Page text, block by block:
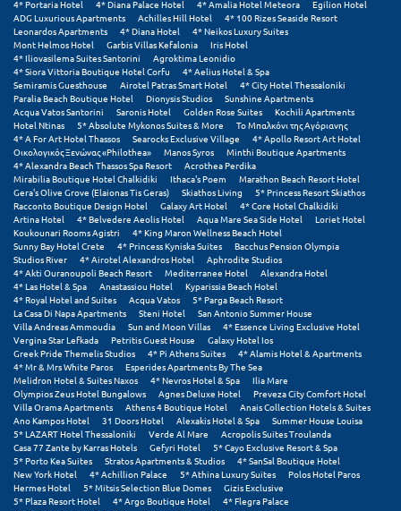
Ψ
Ψαθόπυργος
4* Portaria Hotel
4* Diana Palace Hotel 4* Amalia Hotel Meteora
Egilion Hotel
ADG Luxurious Apartments
Achilles Hill Hotel
4* 100 Rizes Seaside Resort
Leonardos Apartments
4* Diana Hotel
4* Neikos Luxury Suites
Mont Helmos Hotel
Garbis Villas Kefalonia
Iris Hotel
4* Iliovasilema Suites Santorini
Agroktima Leonidio
4* Siora Vittoria Boutique Hotel Corfu
4* Aelius Hotel & Spa
Semiramis Guesthouse
Airotel Patras Smart Hotel
4* City Hotel Thessaloniki
Paralia Beach Boutique Hotel
Dionysis Studios
Sunshine Apartments
Acqua Vatos Santorini
Saronis Hotel Golden Rose Suites
Kochili Apartments
Hotel Ntinas
5* Absolute Mykonos Suites & More
Το Μπαλκόνι της Αγόριανης
4* A For Art Hotel Thassos
Searocks Exclusive Village
4* Apollo Resort Art Hotel
Οικολογικός Ξενώνας «Philothea»
Manos Syros
Minthi Boutique Apartments
4* Alexandra Beach Thassos Spa Resort
Acrothea Perdika
Mirabilia Boutique Hotel Chalkidiki
Ithaca's Poem
Marathon Beach Resort Hotel
Gera's Olive Grove (Elaionas Tis Geras)
Skiathos Living
5* Princess Resort Skiathos
Racconto Boutique Design Hotel
Galaxy Art Hotel
4* Core Hotel Chalkidiki
Artina Hotel
4* Belvedere Aeolis Hotel Aqua Mare Sea Side Hotel
Loriet Hotel
Koukounari Rooms Agistri
4* King Maron Wellness Beach Hotel
Sunny Bay Hotel Crete
4* Princess Kyniska Suites
Bacchus Pension Olympia
Studios River
4* Airotel Alexandros Hotel
Aphrodite Studios
4* Akti Ouranoupoli Beach Resort
Mediterranee Hotel
Alexandra Hotel
4* Las Hotel & Spa
Anastassiou Hotel
Kyparissia Beach Hotel
4* Royal Hotel and Suites
Acqua Vatos
5* Parga Beach Resort
La Casa Di Napa Apartments
Steni Hotel
San Antonio Summer House
Villa Andreas Ammoudia
Sun and Moon Villas
4* Essence Living Exclusive Hotel
Vergina Star Lefkada
Petritis Guest House
Galaxy Hotel Ios
Greek Pride Themelis Studios
4* Pi Athens Suites
4* Alamis Hotel & Apartments
4* Mr & Mrs White Paros
Esperides Apartments By The Sea
Melidron Hotel & Suites Naxos
4* Nevros Hotel & Spa
Ilia Mare
Olympios Zeus Hotel Bungalows
Agnes Deluxe Hotel
Preveza City Comfort Hotel
Villa Orama Apartments
Athens 4 Boutique Hotel
Anais Collection Hotels & Suites
Ano Kampos Hotel
31 Doors Hotel Alexakis Hotel & Spa
Summer House Louisa
5* LAZART Hotel Thessaloniki
Verde Al Mare
Acropolis Suites Troulanda
Casa 77 Zante by Karras Hotels
Gefyri Hotel
5* Cayo Exclusive Resort & Spa
5* Porto Kea Suites
Stratos Apartments & Studios
4* SanSal Boutique Hotel
New York Hotel
4* Achillion Palace 5* Athina Luxury Suites
Polos Hotel Paros
Hermes Hotel
5* Mitsis Selection Blue Domes
Gizis Exclusive
5* Plaza Resort Hotel
4* Argo Boutique Hotel
4* Flegra Palace